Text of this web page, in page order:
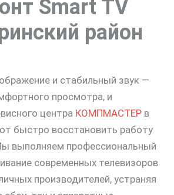
Smart TV
район
и стабильный звук —
просмотра, и
центра КОМПМАСТЕР в
быстро восстановить работу
выполняем профессиональный
современных телевизоров
производителей, устраняя